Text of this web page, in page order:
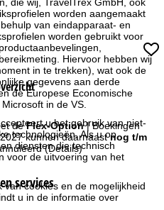
die wij, TravelTrex GmbH, ook
worden aangemaakt
van eindapparaat- en
worden gebruikt voor
Hiervoor hebben wij
in te trekken), wat ook de
gegevens aan derde
de Europese Economische
in de VS.
u het gebruik van niet-
technologieën. Als u op
diensten die technisch
voor de uitvoering van het
cookies en de mogelijkheid
u in de informatie over
deFlex-Option| Boekingen
kunnen daarnaastnog t/m
(Details)
services